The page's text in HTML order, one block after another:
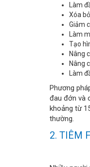
Làm
Xóa
Giảm
Làm
Tạo
Nâng
Nâng
Làm
Phương
đau đớn và
khoảng từ
thường.
2. TIÊM